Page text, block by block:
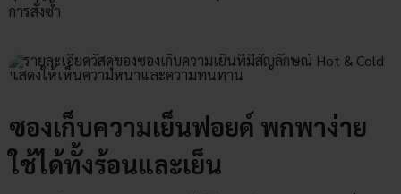
การสั่งซ้ำ
ซองเก็บความเย็นฟอยด์ พกพาง่าย
ใช้ได้ทั้งร้อนและเย็น